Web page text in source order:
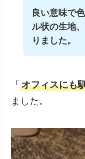
良い意味で
ル状の生地
りました。
「オフィスにも
ました。